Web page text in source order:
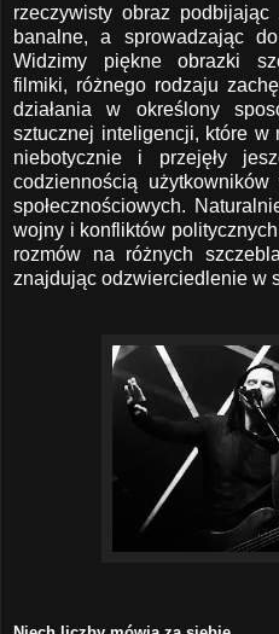
rzeczywisty obraz
banalne, a sprowadzając
Widzimy piękne obrazki
filmiki, różnego rodzaju
działania w określony
sztucznej inteligencji, które w
niebotycznie i przejęły
codziennością
społecznościowych.
wojny i konfliktów
rozmów na różnych
znajdując odzwierciedlenie w